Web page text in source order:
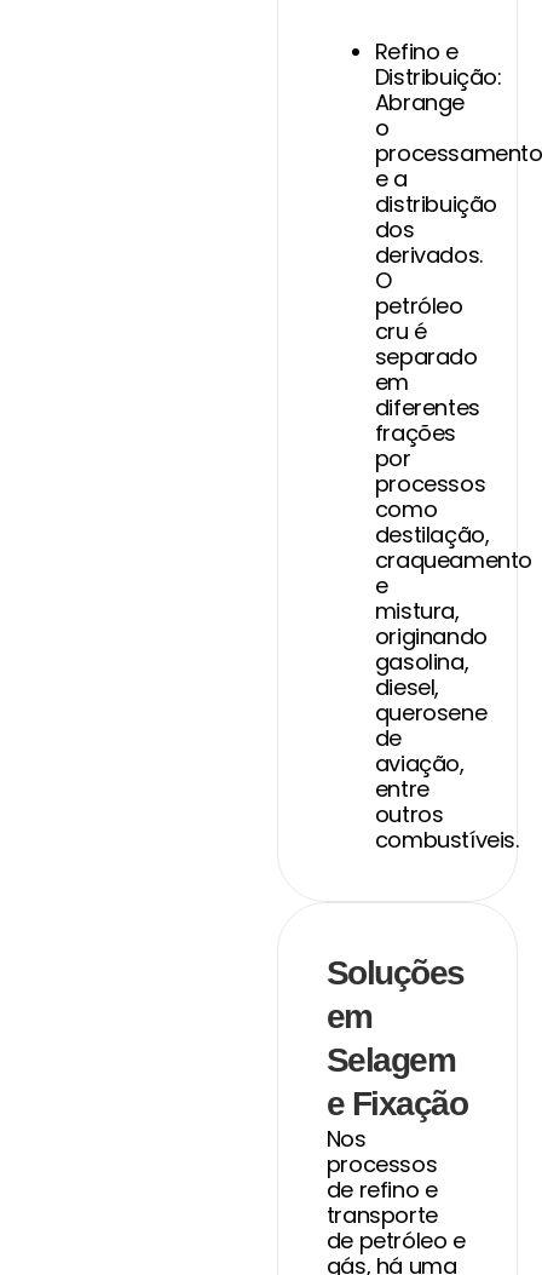
Refino e
Distribuição:
Abrange
o
processamento
e a
distribuição
dos
derivados.
O
petróleo
cru é
separado
em
diferentes
frações
por
processos
como
destilação,
craqueamento
e
mistura,
originando
gasolina,
diesel,
querosene
de
aviação,
entre
outros
combustíveis.
Soluções
em
Selagem
e Fixação
Nos
processos
de refino e
transporte
de petróleo e
gás, há uma